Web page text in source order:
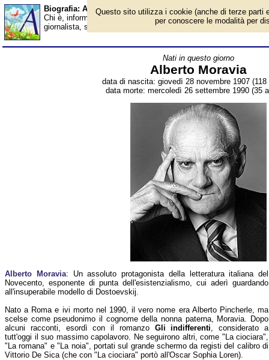
Biografia: Alberto Moravia - Almanacco
Chi è, informazioni, foto, qual è la data di nascita, dove è nato,
giornalista, saggista, reporter di viaggio e drammaturgo italiano.
Nati in questo giorno
Alberto Moravia
data di nascita: giovedì 28 novembre 1907 (118
data morte: mercoledì 26 settembre 1990 (35
Alberto Moravia: Un assoluto protagonista della letteratura italiana del
Novecento, esponente di punta dell'esistenzialismo, cui aderì guardando
all'insuperabile modello di Dostoevskij.
Nato a Roma e ivi morto nel 1990, il vero nome era Alberto Pincherle, ma
scelse come pseudonimo il cognome della nonna paterna, Moravia. Dopo
alcuni racconti, esordì con il romanzo Gli indifferenti, considerato a
tutt'oggi il suo massimo capolavoro. Ne seguirono altri, come "La ciociara",
"La romana" e "La noia", portati sul grande schermo da registi del calibro di
Vittorio De Sica (che con "La ciociara" portò all'Oscar Sophia Loren).
Questo sito utilizza i cookie (anche di terze parti
per conoscere le modalità per